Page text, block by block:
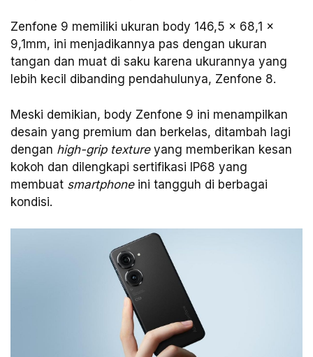
Zenfone 9 memiliki ukuran body 146,5 x 68,1 x
9,1mm, ini menjadikannya pas dengan ukuran
tangan dan muat di saku karena ukurannya yang
lebih kecil dibanding pendahulunya, Zenfone 8.
Meski demikian, body Zenfone 9 ini menampilkan
desain yang premium dan berkelas, ditambah lagi
dengan high-grip textureyang memberikan kesan
kokoh dan dilengkapi sertifikasi IP68 yang
membuat smartphoneini tangguh di berbagai
kondisi.